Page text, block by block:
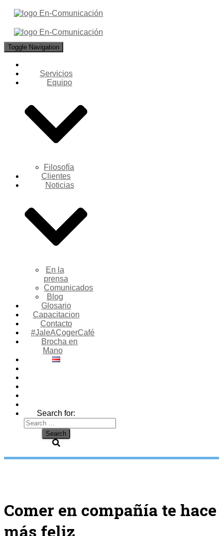
Toggle Navigation
Servicios
Equipo
Filosofía
Clientes
Noticias
En la
prensa
Comunicados
Blog
Glosario
Capacitacion
Contacto
#JaleACogerCafé
Brocha en
Mano
Search for:
Comer en compañía te hace
más feliz